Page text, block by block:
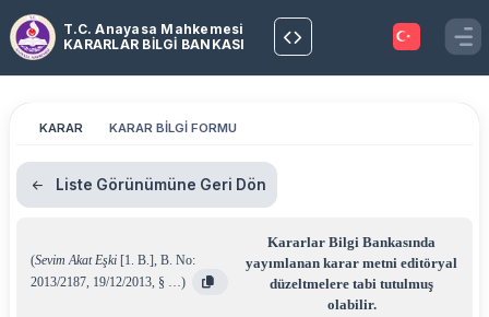
T.C. Anayasa Mahkemesi
KARARLAR BİLGİ BANKASI
KARAR KARAR BİLGİ FORMU
Liste Görünümüne Geri Dön
(Sevim Akat Eşki [1. B.], B. No:
2013/2187, 19/12/2013, § …)
Kararlar Bilgi Bankasında
yayımlanan karar metni editöryal
düzeltmelere tabi tutulmuş
olabilir.